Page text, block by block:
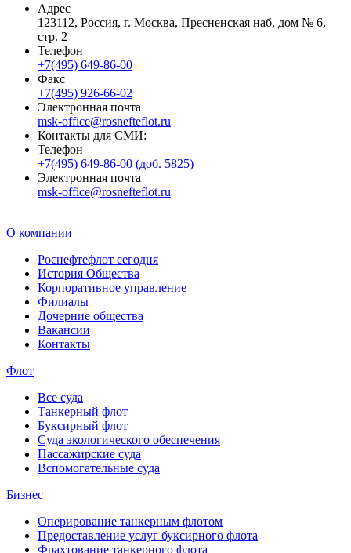
Адрес
123112, Россия, г. Москва, Пресненская наб, дом № 6,
стр. 2
Телефон
+7(495) 649-86-00
Факс
+7(495) 926-66-02
Электронная почта
msk-office@rosnefteflot.ru
Контакты для СМИ:
Телефон
+7(495) 649-86-00 (доб. 5825)
Электронная почта
msk-office@rosnefteflot.ru
О компании
Роснефтефлот сегодня
История Общества
Корпоративное управление
Филиалы
Дочерние общества
Вакансии
Контакты
Флот
Все суда
Танкерный флот
Буксирный флот
Суда экологического обеспечения
Пассажирские суда
Вспомогательные суда
Бизнес
Оперирование танкерным флотом
Предоставление услуг буксирного флота
Фрахтование танкерного флота